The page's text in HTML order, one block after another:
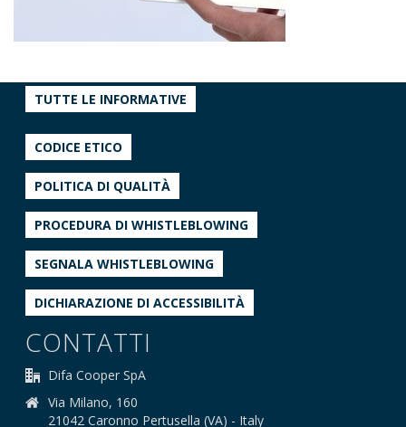
TUTTE LE INFORMATIVE
CODICE ETICO
POLITICA DI QUALITÀ
PROCEDURA DI WHISTLEBLOWING
SEGNALA WHISTLEBLOWING
DICHIARAZIONE DI ACCESSIBILITÀ
CONTATTI
Difa Cooper SpA
Via Milano, 160
21042 Caronno Pertusella (VA) - Italy